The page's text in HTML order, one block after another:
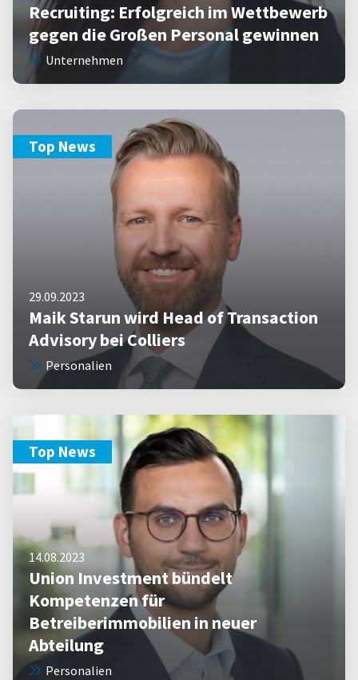
Recruiting: Erfolgreich im Wettbewerb
gegen die Großen Personal gewinnen
Unternehmen
Top News
29.09.2023
Maik Starun wird Head of Transaction
Advisory bei Colliers
Personalien
Top News
14.08.2023
Union Investment bündelt
Kompetenzen für
Betreiberimmobilien in neuer
Abteilung
Personalien